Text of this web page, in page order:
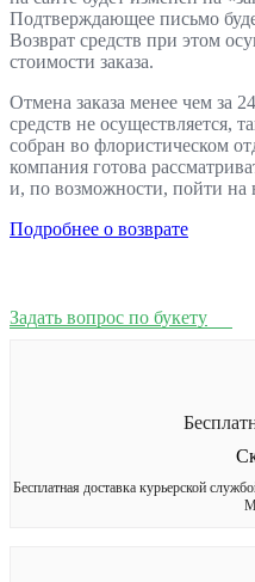
Подтверждающее письмо
Возврат средств при этом
стоимости заказа.
Отмена заказа менее чем за
средств не осуществляется,
собран во флористическом
компания готова
и, по возможности, пойти на
Подробнее о возврате
Задать вопрос по букету
Бесплатная доставка курьерской